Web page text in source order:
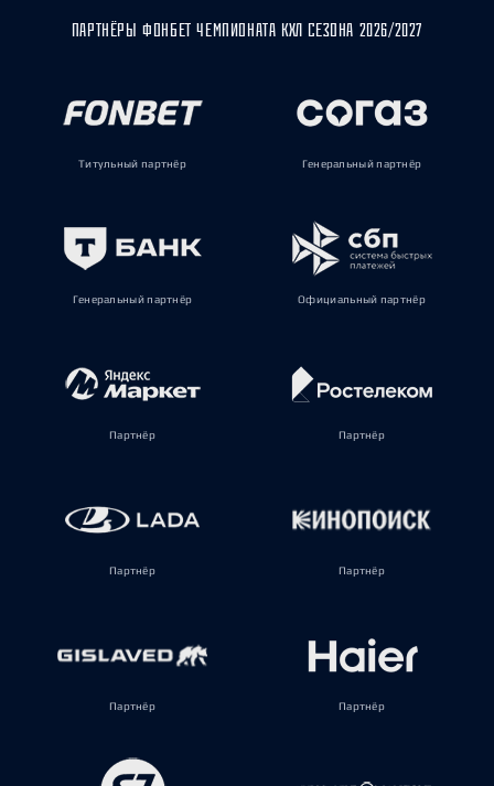
ПАРТНЁРЫ ФОНБЕТ ЧЕМПИОНАТА КХЛ СЕЗОНА 2026/2027
Титульный партнёр Генеральный партнёр
Генеральный партнёр Официальный партнёр
Партнёр Партнёр
Партнёр Партнёр
Партнёр Партнёр